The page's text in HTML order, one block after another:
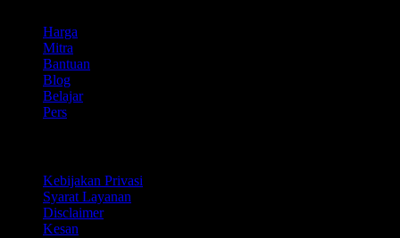
Harga
Mitra
Bantuan
Blog
Belajar
Pers
Kebijakan Privasi
Syarat Layanan
Disclaimer
Kesan